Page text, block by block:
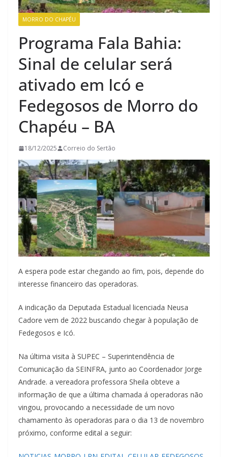
MORRO DO CHAPÉU
Programa Fala Bahia:
Sinal de celular será
ativado em Icó e
Fedegosos de Morro do
Chapéu – BA
18/12/2025 Correio do Sertão
A espera pode estar chegando ao fim, pois, depende do
interesse financeiro das operadoras.
A indicação da Deputada Estadual licenciada Neusa
Cadore vem de 2022 buscando chegar à população de
Fedegosos e Icó.
Na última visita à SUPEC – Superintendência de
Comunicação da SEINFRA, junto ao Coordenador Jorge
Andrade. a vereadora professora Sheila obteve a
informação de que a última chamada á operadoras não
vingou, provocando a necessidade de um novo
chamamento às operadoras para o dia 13 de novembro
próximo, conforme edital a seguir: